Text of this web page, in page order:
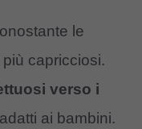
le
capricciosi.
verso i
ai bambini.